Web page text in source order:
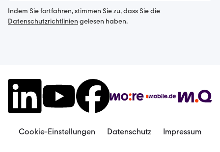
Indem Sie fortfahren, stimmen Sie zu, dass Sie die
Datenschutzrichtlinien gelesen haben.
Cookie-Einstellungen Datenschutz Impressum